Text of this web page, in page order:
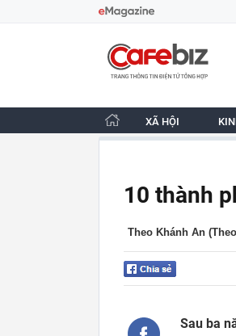
CafeBiz - Trang chủ
XÃ HỘI
10 thành
Theo Khánh An
Sau ba